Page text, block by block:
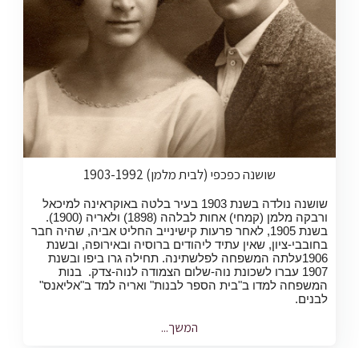
שושנה כפכפי (לבית מלמן) 1903-1992
שושנה נולדה בשנת 1903 בעיר בלטה באוקראינה למיכאל
ורבקה מלמן (קמחי) אחות לבלהה (1898) ולאריה (1900).
בשנת 1905, לאחר פרעות קישינייב החליט אביה, שהיה חבר
בחובבי-ציון, שאין עתיד ליהודים ברוסיה ובאירופה, ובשנת
1906עלתה המשפחה לפלשתינה. תחילה גרו ביפו ובשנת
1907 עברו לשכונת נוה-שלום הצמודה לנוה-צדק. בנות
המשפחה למדו ב"בית הספר לבנות" ואריה למד ב"אליאנס"
לבנים.
המשך...